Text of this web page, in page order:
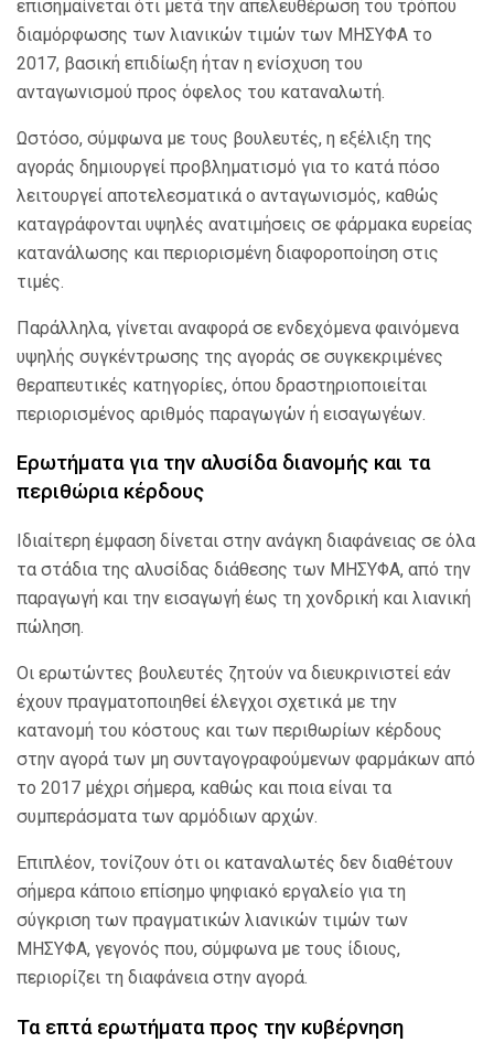
επισημαίνεται ότι μετά την απελευθέρωση του τρόπου
διαμόρφωσης των λιανικών τιμών των ΜΗΣΥΦΑ το
2017, βασική επιδίωξη ήταν η ενίσχυση του
ανταγωνισμού προς όφελος του καταναλωτή.
Ωστόσο, σύμφωνα με τους βουλευτές, η εξέλιξη της
αγοράς δημιουργεί προβληματισμό για το κατά πόσο
λειτουργεί αποτελεσματικά ο ανταγωνισμός, καθώς
καταγράφονται υψηλές ανατιμήσεις σε φάρμακα ευρείας
κατανάλωσης και περιορισμένη διαφοροποίηση στις
τιμές.
Παράλληλα, γίνεται αναφορά σε ενδεχόμενα φαινόμενα
υψηλής συγκέντρωσης της αγοράς σε συγκεκριμένες
θεραπευτικές κατηγορίες, όπου δραστηριοποιείται
περιορισμένος αριθμός παραγωγών ή εισαγωγέων.
Ερωτήματα για την αλυσίδα διανομής και τα
περιθώρια κέρδους
Ιδιαίτερη έμφαση δίνεται στην ανάγκη διαφάνειας σε όλα
τα στάδια της αλυσίδας διάθεσης των ΜΗΣΥΦΑ, από την
παραγωγή και την εισαγωγή έως τη χονδρική και λιανική
πώληση.
Οι ερωτώντες βουλευτές ζητούν να διευκρινιστεί εάν
έχουν πραγματοποιηθεί έλεγχοι σχετικά με την
κατανομή του κόστους και των περιθωρίων κέρδους
στην αγορά των μη συνταγογραφούμενων φαρμάκων από
το 2017 μέχρι σήμερα, καθώς και ποια είναι τα
συμπεράσματα των αρμόδιων αρχών.
Επιπλέον, τονίζουν ότι οι καταναλωτές δεν διαθέτουν
σήμερα κάποιο επίσημο ψηφιακό εργαλείο για τη
σύγκριση των πραγματικών λιανικών τιμών των
ΜΗΣΥΦΑ, γεγονός που, σύμφωνα με τους ίδιους,
περιορίζει τη διαφάνεια στην αγορά.
Τα επτά ερωτήματα προς την κυβέρνηση